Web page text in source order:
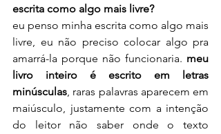
escrita como algo mais livre?
eu penso minha escrita como algo mais
livre, eu não preciso colocar algo pra
amarrá-la porque não funcionaria. meu
livro inteiro é escrito em letras
minúsculas, raras palavras aparecem em
maiúsculo, justamente com a intenção
do leitor não saber onde o texto